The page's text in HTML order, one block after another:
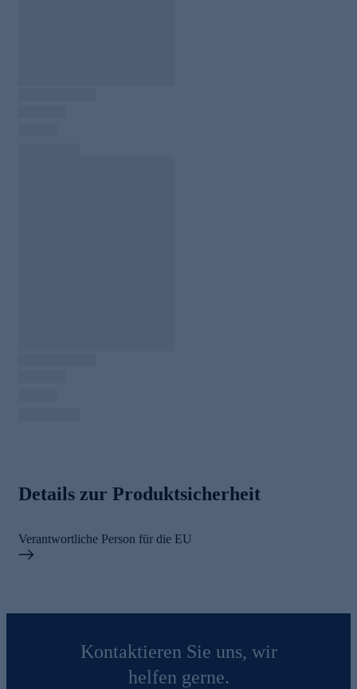
Details zur Produktsicherheit
Verantwortliche Person für die EU
Kontaktieren Sie uns, wir
helfen gerne.